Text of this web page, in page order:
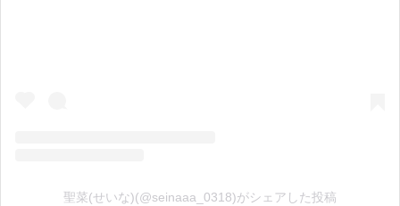
聖菜(せいな)(@seinaaa_0318)がシェアした投稿